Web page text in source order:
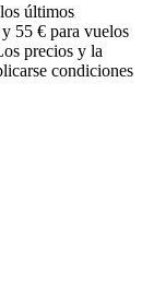
últimos
55 € para vuelos
precios y la
condiciones